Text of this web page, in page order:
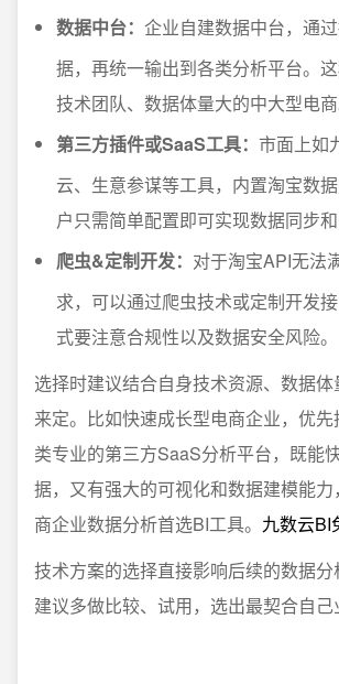
数据中台： 企业自建数据中台，通
据，再统一输出到各类分析平台。
技术团队、数据体量大的中大型电商
第三方插件或SaaS工具： 市面上如
云、生意参谋等工具，内置淘宝数
户只需简单配置即可实现数据同步和
爬虫&定制开发： 对于淘宝API无法
求，可以通过爬虫技术或定制开发
式要注意合规性以及数据安全风险。
选择时建议结合自身技术资源、数据
来定。比如快速成长型电商企业，优
类专业的第三方SaaS分析平台，既能
据，又有强大的可视化和数据建模能
商企业数据分析首选BI工具。 九数云BI
技术方案的选择直接影响后续的数据分
建议多做比较、试用，选出最契合自己